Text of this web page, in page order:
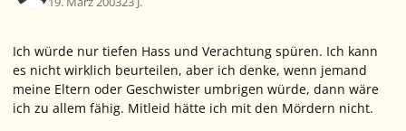
Ich würde nur tiefen Hass und Verachtung spüren. Ich kann
es nicht wirklich beurteilen, aber ich denke, wenn jemand
meine Eltern oder Geschwister umbrigen würde, dann wäre
ich zu allem fähig. Mitleid hätte ich mit den Mördern nicht.